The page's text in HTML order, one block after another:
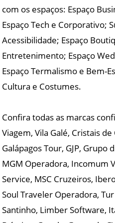
com os espaços: Espaço
Espaço Tech e Corporativo;
Acessibilidade; Espaço
Entretenimento; Espaço
Espaço Termalismo e Bem-
Cultura e Costumes.
Confira todas as marcas
Viagem, Vila Galé, Cristais
Galápagos Tour, GJP, Grupo
MGM Operadora, Incomum
Service, MSC Cruzeiros,
Soul Traveler Operadora,
Santinho, Limber Software,